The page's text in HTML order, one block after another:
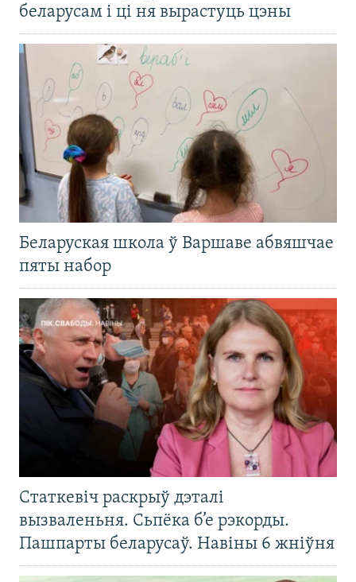
беларусам і ці ня вырастуць цэны
Беларуская школа ў Варшаве абвяшчае
пяты набор
Статкевіч раскрыў дэталі
вызваленьня. Сьпёка б’е рэкорды.
Пашпарты беларусаў. Навіны 6 жніўня